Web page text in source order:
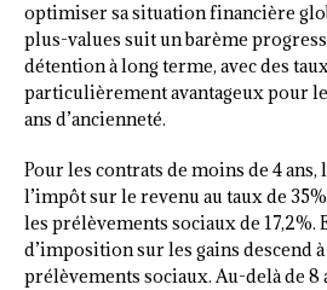
optimiser sa situation financière
plus-values suit un barème
détention à long terme, avec des
particulièrement avantageux pour
ans d’ancienneté.
Pour les contrats de moins de 4 ans,
l’impôt sur le revenu au taux de
les prélèvements sociaux de 17,2%.
d’imposition sur les gains descend
prélèvements sociaux. Au-delà de 8